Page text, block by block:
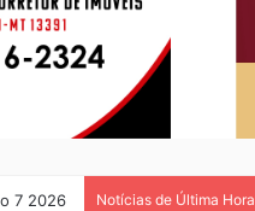
7 2026 Notícias de Última Hora